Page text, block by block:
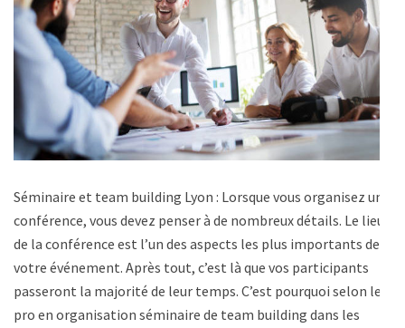
Séminaire et team building Lyon : Lorsque vous organisez une
conférence, vous devez penser à de nombreux détails. Le lieu
de la conférence est l’un des aspects les plus importants de
votre événement. Après tout, c’est là que vos participants
passeront la majorité de leur temps. C’est pourquoi selon les
pro en organisation séminaire de team building dans les